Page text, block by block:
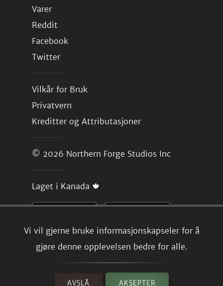
Vi vil gjerne bruke informasjonskapseler for å
gjøre denne opplevelsen bedre for alle.
AVSLÅ AKSEPTER
Varer
Reddit
Facebook
Twitter
Vilkår for Bruk
Privatvern
Kreditter og Attributasjoner
© 2026 Northern Forge Studios Inc
Laget i Kanada 🍁